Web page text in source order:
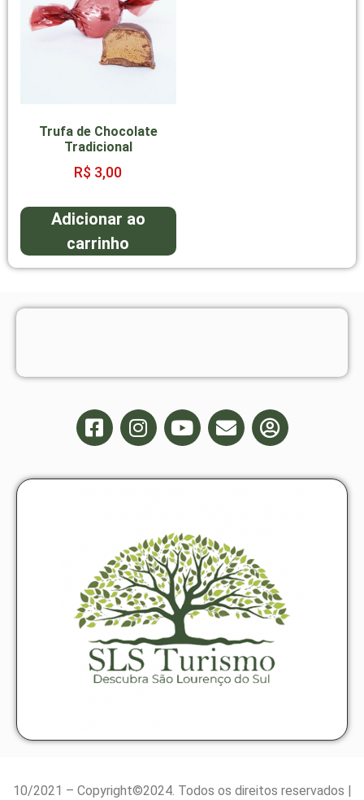
Trufa de Chocolate
Tradicional
R$ 3,00
Adicionar ao
carrinho
10/2021 – Copyright©2024. Todos os direitos reservados |